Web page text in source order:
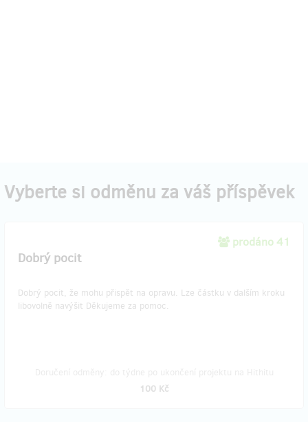
Vyberte si odměnu za váš příspěvek
prodáno 41
Dobrý pocit
Dobrý pocit, že mohu přispět na opravu. Lze částku v dalším kroku
libovolně navýšit Děkujeme za pomoc.
100 Kč